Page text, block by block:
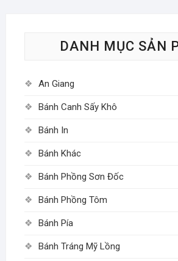
chọn
chọn
DANH MỤC SẢN
An Giang
Bánh Canh Sấy Khô
Bánh In
Bánh Khác
Bánh Phồng Sơn Đốc
Bánh Phồng Tôm
Bánh Pía
Bánh Tráng Mỹ Lồng